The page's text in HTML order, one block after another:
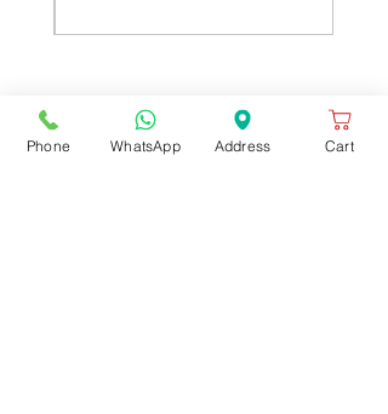
Phone WhatsApp Address Cart